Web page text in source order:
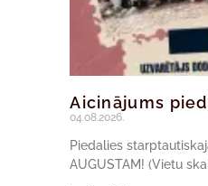
Aicinājums
04.08.2026.
Piedalies
AUGUSTAM! (Vietu